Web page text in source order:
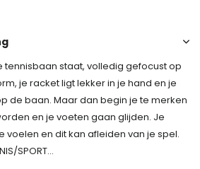
tennisbaan staat, volledig gefocust op
je racket ligt lekker in je hand en je
de baan. Maar dan begin je te merken
en je voeten gaan glijden. Je
voelen en dit kan afleiden van je spel.
SPORT...